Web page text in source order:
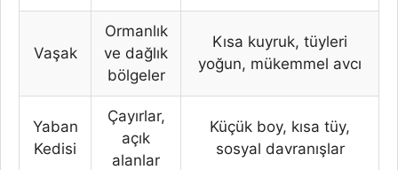
Vaşak
Ormanlık
ve dağlık
bölgeler
Kısa kuyruk, tüyleri
yoğun, mükemmel avcı
Yaban
Kedisi
Çayırlar,
açık
alanlar
Küçük boy, kısa tüy,
sosyal davranışlar